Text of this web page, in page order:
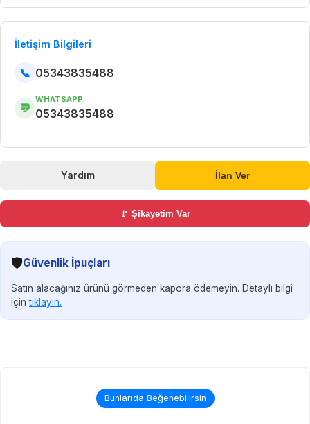
İletişim Bilgileri
📞 05343835488
💬
WHATSAPP
05343835488
Yardım İlan Ver
🚩 Şikayetim Var
🛡️Güvenlik İpuçları
Satın alacağınız ürünü görmeden kapora ödemeyin. Detaylı bilgi
içintıklayın.
Bunlarıda Beğenebilirsin